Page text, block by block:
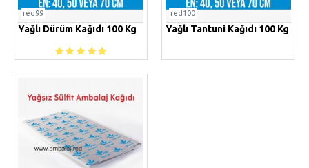
red99
Yağlı Dürüm Kağıdı 100 Kg
red100
Yağlı Tantuni Kağıdı 100 Kg